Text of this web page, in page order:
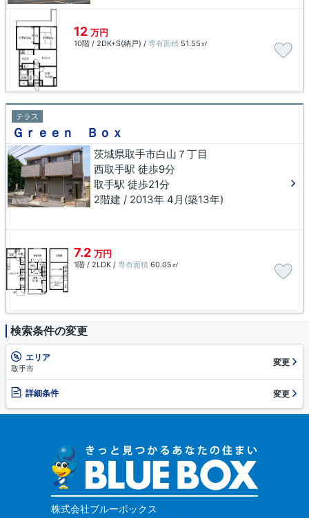
12 万円
10階 / 2DK+S(納戸) / 専有面積 51.55㎡
テラス
Ｇｒｅｅｎ Ｂｏｘ
茨城県取手市白山７丁目
西取手駅 徒歩9分
取手駅 徒歩21分
2階建 / 2013年 4月(築13年)
7.2 万円
1階 / 2LDK / 専有面積 60.05㎡
検索条件の変更
エリア
取手市
変更
詳細条件 変更
株式会社ブルーボックス